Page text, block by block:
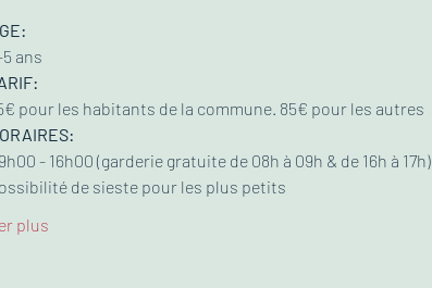
ans
pour les habitants de la commune. 85€ pour les autres
- 16h00 (garderie gratuite de 08h à 09h & de 16h à 17h)
de sieste pour les plus petits
plus